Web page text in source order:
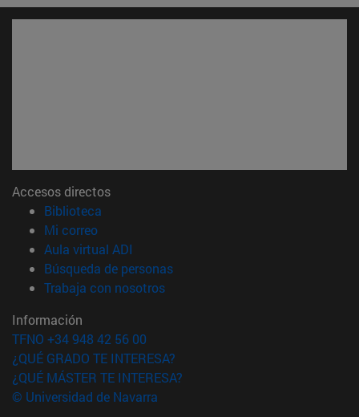
Accesos directos
Biblioteca
Mi correo(abre en nueva ventana)
Aula virtual ADI
Búsqueda de personas(abre en nueva ventana)
Trabaja con nosotros(abre en nueva ventana)
Información
TFNO +34 948 42 56 00
¿QUÉ GRADO TE INTERESA?
¿QUÉ MÁSTER TE INTERESA?
© Universidad de Navarra